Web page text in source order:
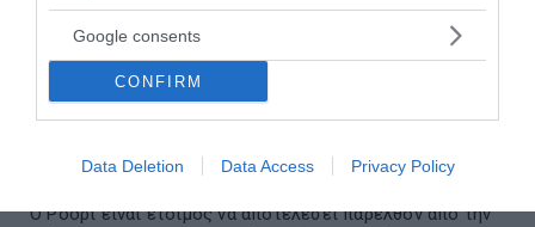
Google consents
CONFIRM
Data Deletion Data Access Privacy Policy
Σενάριο «βόμβα» με Ρόδρι: Θέλει
διαπραγματεύσεις με τη Σίτι
Ο Ρόδρι είναι έτοιμος να αποτελέσει παρελθόν από την